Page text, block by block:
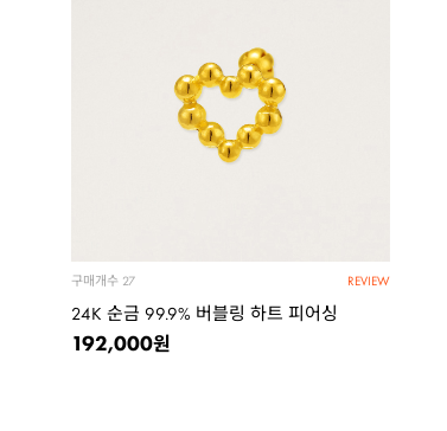
REVIEW
구매개수 27
24K 순금 99.9% 버블링 하트 피어싱
192,000원